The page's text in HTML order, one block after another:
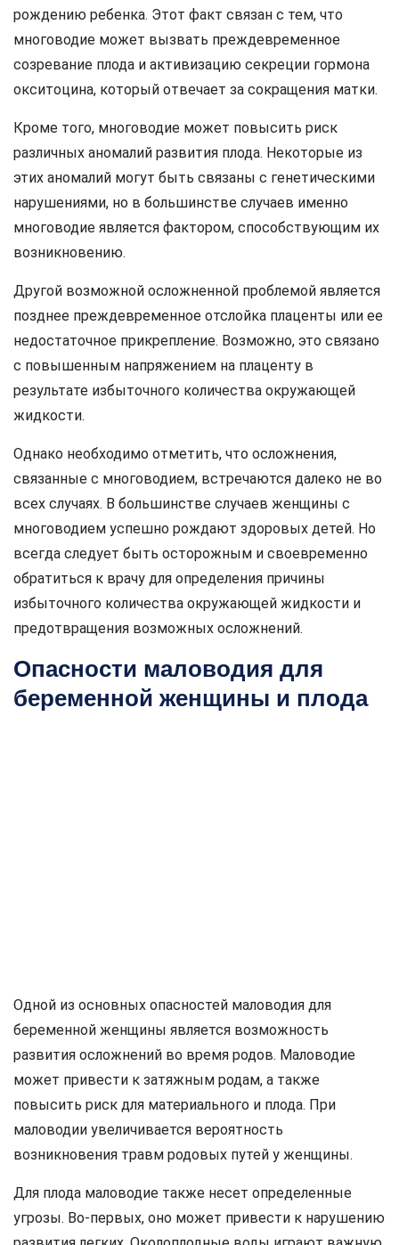
рождению ребенка. Этот факт связан с тем, что
многоводие может вызвать преждевременное
созревание плода и активизацию секреции гормона
окситоцина, который отвечает за сокращения матки.
Кроме того, многоводие может повысить риск
различных аномалий развития плода. Некоторые из
этих аномалий могут быть связаны с генетическими
нарушениями, но в большинстве случаев именно
многоводие является фактором, способствующим их
возникновению.
Другой возможной осложненной проблемой является
позднее преждевременное отслойка плаценты или ее
недостаточное прикрепление. Возможно, это связано
с повышенным напряжением на плаценту в
результате избыточного количества окружающей
жидкости.
Однако необходимо отметить, что осложнения,
связанные с многоводием, встречаются далеко не во
всех случаях. В большинстве случаев женщины с
многоводием успешно рождают здоровых детей. Но
всегда следует быть осторожным и своевременно
обратиться к врачу для определения причины
избыточного количества окружающей жидкости и
предотвращения возможных осложнений.
Опасности маловодия для
беременной женщины и плода
Одной из основных опасностей маловодия для
беременной женщины является возможность
развития осложнений во время родов. Маловодие
может привести к затяжным родам, а также
повысить риск для материального и плода. При
маловодии увеличивается вероятность
возникновения травм родовых путей у женщины.
Для плода маловодие также несет определенные
угрозы. Во-первых, оно может привести к нарушению